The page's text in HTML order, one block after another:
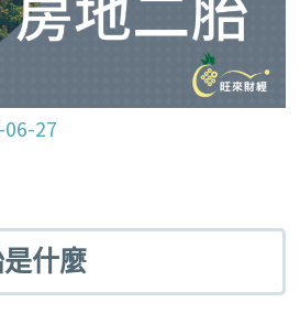
27
什麼